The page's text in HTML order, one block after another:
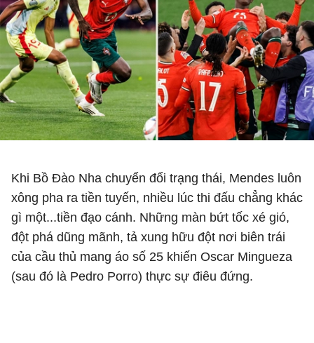
Khi Bồ Đào Nha chuyển đổi trạng thái, Mendes luôn
xông pha ra tiền tuyến, nhiều lúc thi đấu chẳng khác
gì một...tiền đạo cánh. Những màn bứt tốc xé gió,
đột phá dũng mãnh, tả xung hữu đột nơi biên trái
của cầu thủ mang áo số 25 khiến Oscar Mingueza
(sau đó là Pedro Porro) thực sự điêu đứng.